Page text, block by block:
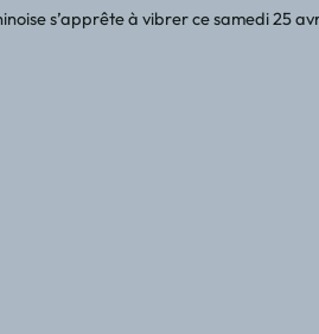
s’apprête à vibrer ce samedi 25